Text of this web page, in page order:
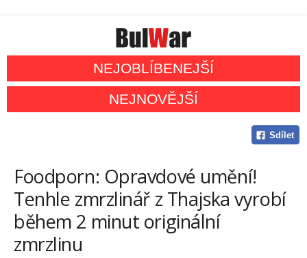
NEJOBLÍBENEJŠÍ
NEJNOVĚJŠÍ
Sdílet
Foodporn: Opravdové umění!
Tenhle zmrzlinář z Thajska vyrobí
během 2 minut originální
zmrzlinu